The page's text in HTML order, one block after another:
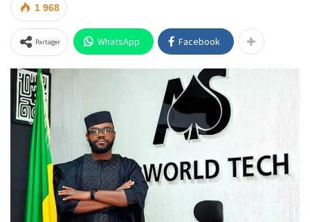
1 968
Partager WhatsApp Facebook